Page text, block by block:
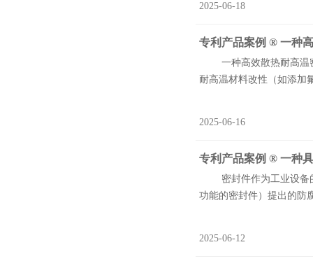
2025-06-18
专利产品案例 ® 一种
一种高效散热耐高温密
耐高温材料改性（如添加
2025-06-16
专利产品案例 ® 一种
密封件作为工业设备的
功能的密封件）提出的防
2025-06-12